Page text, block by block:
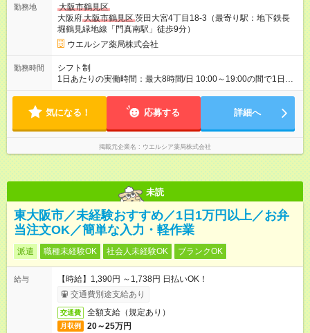
間の長さ：3ヶ月 雇用形態、給与は本採用時と同じです。
勤務地
大阪市鶴見区
大阪府大阪市鶴見区茨田大宮4丁目18-3（最寄り駅：地下鉄長
堀鶴見緑地線「門真南駅」徒歩9分）
ウエルシア薬局株式会社
勤務時間
シフト制
1日あたりの実働時間：最大8時間/日 10:00～19:00の間で1日8
時間の勤務 ☆週4～5日の勤務 ※勤務曜日応相談 ☆未経験・無資
気になる！ 応募する 詳細へ
掲載元企業名 ウエルシア薬局株式会社
未読
東大阪市／未経験おすすめ／1日1万円以上／お弁
当注文OK／簡単な入力・軽作業
派遣 職種未経験OK 社会人未経験OK ブランクOK
給与
【時給】1,390円 ～1,738円 日払いOK！
交通費別途支給あり
交通費 全額支給（規定あり）
月収例 20～25万円